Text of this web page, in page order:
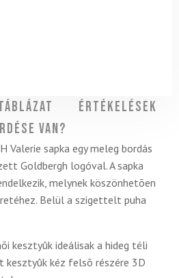
Értékelések
van?
Valerie sapka egy meleg bordás
Goldbergh logóval. A sapka
melynek köszönhetõen
Belül a szigettelt puha
kesztyûk ideálisak a hideg téli
kesztyûk kéz felsõ részére 3D